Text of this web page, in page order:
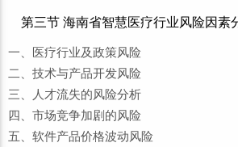
第三节 海南省智慧医疗行业风险因素
一、医疗行业及政策风险
二、技术与产品开发风险
三、人才流失的风险分析
四、市场竞争加剧的风险
五、软件产品价格波动风险